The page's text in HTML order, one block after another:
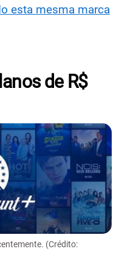
esta mesma marca
de R$
(Crédito: